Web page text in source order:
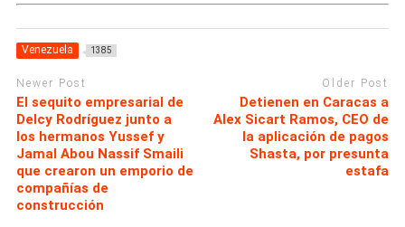
Venezuela 1385
Newer Post
El sequito empresarial de
Delcy Rodríguez junto a
los hermanos Yussef y
Jamal Abou Nassif Smaili
que crearon un emporio de
compañías de
construcción
Older Post
Detienen en Caracas a
Alex Sicart Ramos, CEO de
la aplicación de pagos
Shasta, por presunta
estafa